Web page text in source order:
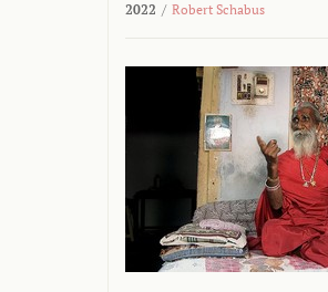
2022 / Robert Schabus